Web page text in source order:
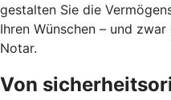
gestalten Sie die
Ihren Wünschen – und
Notar.
Von